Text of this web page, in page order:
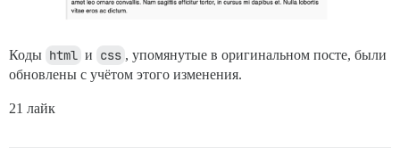
Коды html и css , упомянутые в оригинальном посте, были
обновлены с учётом этого изменения.
21 лайк